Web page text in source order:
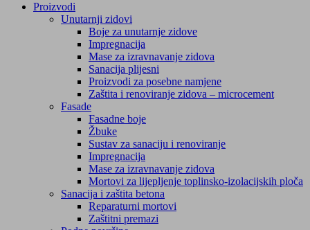
Proizvodi
Unutarnji zidovi
Boje za unutarnje zidove
Impregnacija
Mase za izravnavanje zidova
Sanacija plijesni
Proizvodi za posebne namjene
Zaštita i renoviranje zidova – microcement
Fasade
Fasadne boje
Žbuke
Sustav za sanaciju i renoviranje
Impregnacija
Mase za izravnavanje zidova
Mortovi za lijepljenje toplinsko-izolacijskih ploča
Sanacija i zaštita betona
Reparaturni mortovi
Zaštitni premazi